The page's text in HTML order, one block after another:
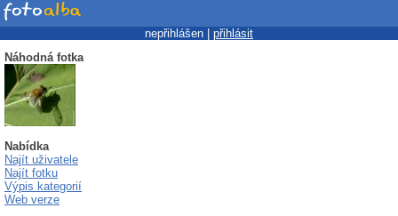
nepřihlášen | přihlásit
Náhodná fotka
Nabídka
Najít uživatele
Najít fotku
Výpis kategorií
Web verze